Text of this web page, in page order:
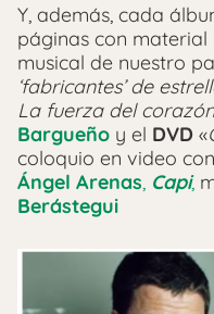
Y, además, cada
páginas con
musical de nuestro
‘fabricantes’ de
La fuerza del corazón
Bargueño y el DVD «
coloquio en video con
Ángel Arenas, Capi,
Berástegui